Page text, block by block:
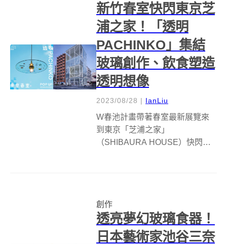
新竹春室快閃東京芝
浦之家！「透明
PACHINKO」集結
玻璃創作、飲食塑造
透明想像
2023/08/28 | IanLiu
W春池計畫帶著春室最新展覽來
到東京「芝浦之家」
（SHIBAURA HOUSE）快閃展
岳、向罕設計、真真 鑲嵌玻璃研
究所 z...
創作
透亮夢幻玻璃食器！
日本藝術家池谷三奈